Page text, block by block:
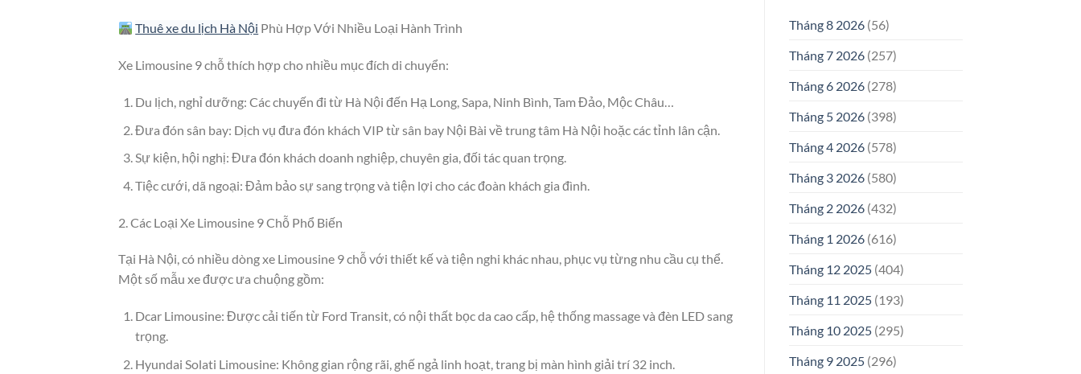
Thuê xe du lịch Hà Nội Phù Hợp Với Nhiều Loại Hành Trình
Xe Limousine 9 chỗ thích hợp cho nhiều mục đích di chuyển:
Du lịch, nghỉ dưỡng: Các chuyến đi từ Hà Nội đến Hạ Long, Sapa, Ninh Bình, Tam Đảo, Mộc Châu…
Đưa đón sân bay: Dịch vụ đưa đón khách VIP từ sân bay Nội Bài về trung tâm Hà Nội hoặc các tỉnh lân cận.
Sự kiện, hội nghị: Đưa đón khách doanh nghiệp, chuyên gia, đối tác quan trọng.
Tiệc cưới, dã ngoại: Đảm bảo sự sang trọng và tiện lợi cho các đoàn khách gia đình.
2. Các Loại Xe Limousine 9 Chỗ Phổ Biến
Tại Hà Nội, có nhiều dòng xe Limousine 9 chỗ với thiết kế và tiện nghi khác nhau, phục vụ từng nhu cầu cụ thể.
Một số mẫu xe được ưa chuộng gồm:
Dcar Limousine: Được cải tiến từ Ford Transit, có nội thất bọc da cao cấp, hệ thống massage và đèn LED sang
trọng.
Hyundai Solati Limousine: Không gian rộng rãi, ghế ngả linh hoạt, trang bị màn hình giải trí 32 inch.
Tháng 8 2026(56)
Tháng 7 2026(257)
Tháng 6 2026(278)
Tháng 5 2026(398)
Tháng 4 2026(578)
Tháng 3 2026(580)
Tháng 2 2026(432)
Tháng 1 2026(616)
Tháng 12 2025(404)
Tháng 11 2025(193)
Tháng 10 2025(295)
Tháng 9 2025(296)